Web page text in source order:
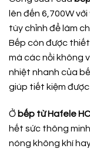
lên đến 6,700W
tùy chỉnh để làm
Bếp còn được
mà các nồi không
nhiệt nhanh của
giúp tiết kiệm
Ở bếp từ Hafele
hết sức thông
nóng không khí